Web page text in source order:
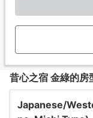
昔心之宿 金綠的房
Japanese/